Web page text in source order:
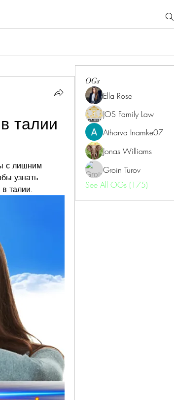
талии
с лишним
узнать
талии.
OGs
Ella Rose
JOS Family Law
Atharva Inamke07
Jonas Williams
Groin Turov
See All OGs (175)